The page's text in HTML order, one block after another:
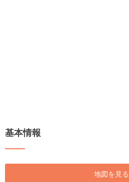
基本情報
地図を見る